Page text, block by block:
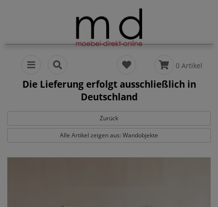
0 Artikel
Die Lieferung erfolgt ausschließlich in
Deutschland
Zurück
Alle Artikel zeigen aus: Wandobjekte